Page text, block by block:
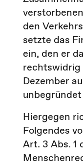
den
setzte das
ein, den er
rechtswidrig
Dezember
Hiergegen
Folgendes
Art. 3 Abs. 1